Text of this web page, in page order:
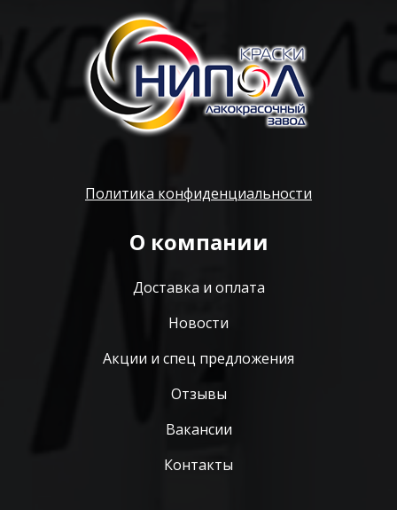
Политика конфиденциальности
О компании
Доставка и оплата
Новости
Акции и спец предложения
Отзывы
Вакансии
Контакты